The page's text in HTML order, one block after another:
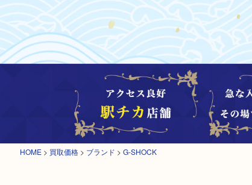
HOME > 買取価格 > ブランド > G-SHOCK